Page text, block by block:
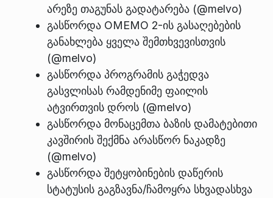
არეზე თაგუნას გადატარება (@melvo)
გასწორდა OMEMO 2-ის გასაღებების
განახლება ყველა შემთხვევისთვის
(@melvo)
გასწორდა პროგრამის გაჭედვა
გასვლისას რამდენიმე ფაილის
ატვირთვის დროს (@melvo)
გასწორდა მონაცემთა ბაზის დამატებითი
კავშირის შექმნა არასწორ ნაკადზე
(@melvo)
გასწორდა შეტყობინების დაწერის
სტატუსის გაგზავნა/ჩამოყრა სხვადასხვა